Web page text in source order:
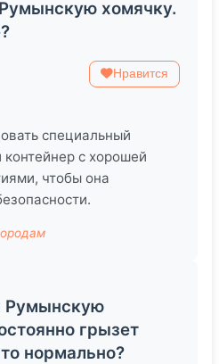
хомячку.
Нравится
специальный
с хорошей
чтобы она
Румынскую
грызет
нормально?